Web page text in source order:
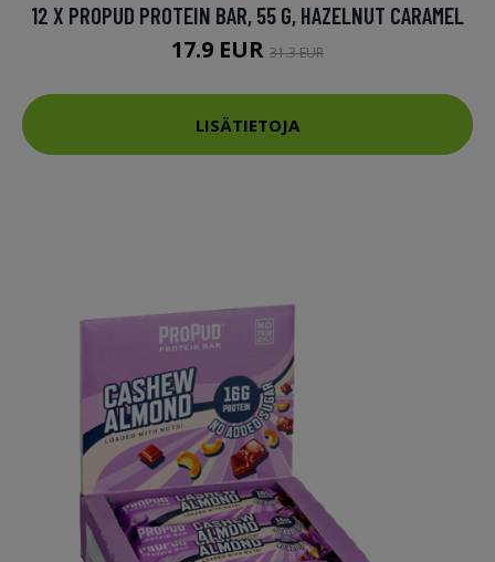
12 X PROPUD PROTEIN BAR, 55 G, HAZELNUT CARAMEL
17.9 EUR 31.3 EUR
LISÄTIETOJA